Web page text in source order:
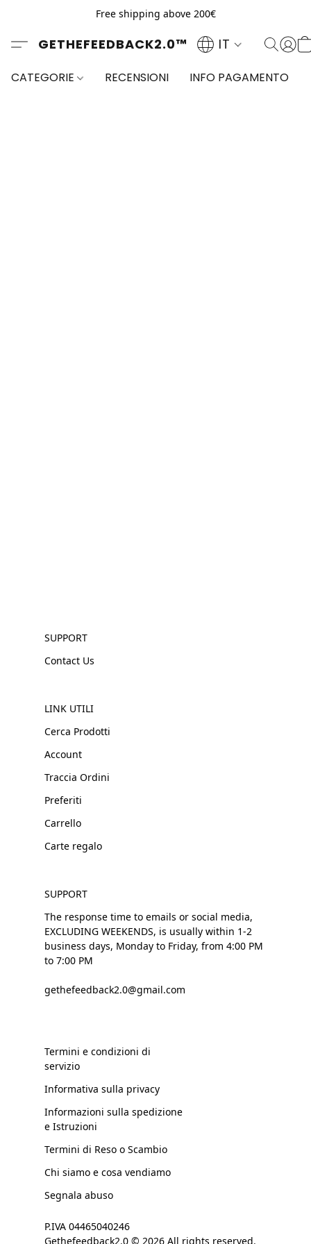
Free shipping above 200€
GETHEFEEDBACK2.0™ IT
CATEGORIE RECENSIONI INFO PAGAMENTO
SUPPORT
Contact Us
LINK UTILI
Cerca Prodotti
Account
Traccia Ordini
Preferiti
Carrello
Carte regalo
SUPPORT
The response time to emails or social media,
EXCLUDING WEEKENDS, is usually within 1-2
business days, Monday to Friday, from 4:00 PM
to 7:00 PM
gethefeedback2.0@gmail.com
Termini e condizioni di
servizio
Informativa sulla privacy
Informazioni sulla spedizione
e Istruzioni
Termini di Reso o Scambio
Chi siamo e cosa vendiamo
Segnala abuso
P.IVA 04465040246
Gethefeedback2.0 © 2026 All rights reserved.